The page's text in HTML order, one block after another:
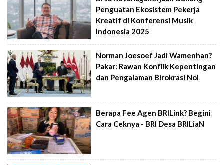
Penguatan Ekosistem Pekerja
Kreatif di Konferensi Musik
Indonesia 2025
Norman Joesoef Jadi Wamenhan?
Pakar: Rawan Konflik Kepentingan
dan Pengalaman Birokrasi Nol
Berapa Fee Agen BRILink? Begini
Cara Ceknya - BRI Desa BRILiaN